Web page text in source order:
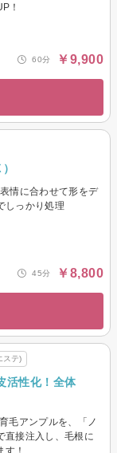
！
60分 ￥9,900
情に合わせて形をデ
しっかり処理
45分 ￥8,800
ステ)
活性化！全体
毛アンプルを、「ノ
直接注入し、毛根に
！